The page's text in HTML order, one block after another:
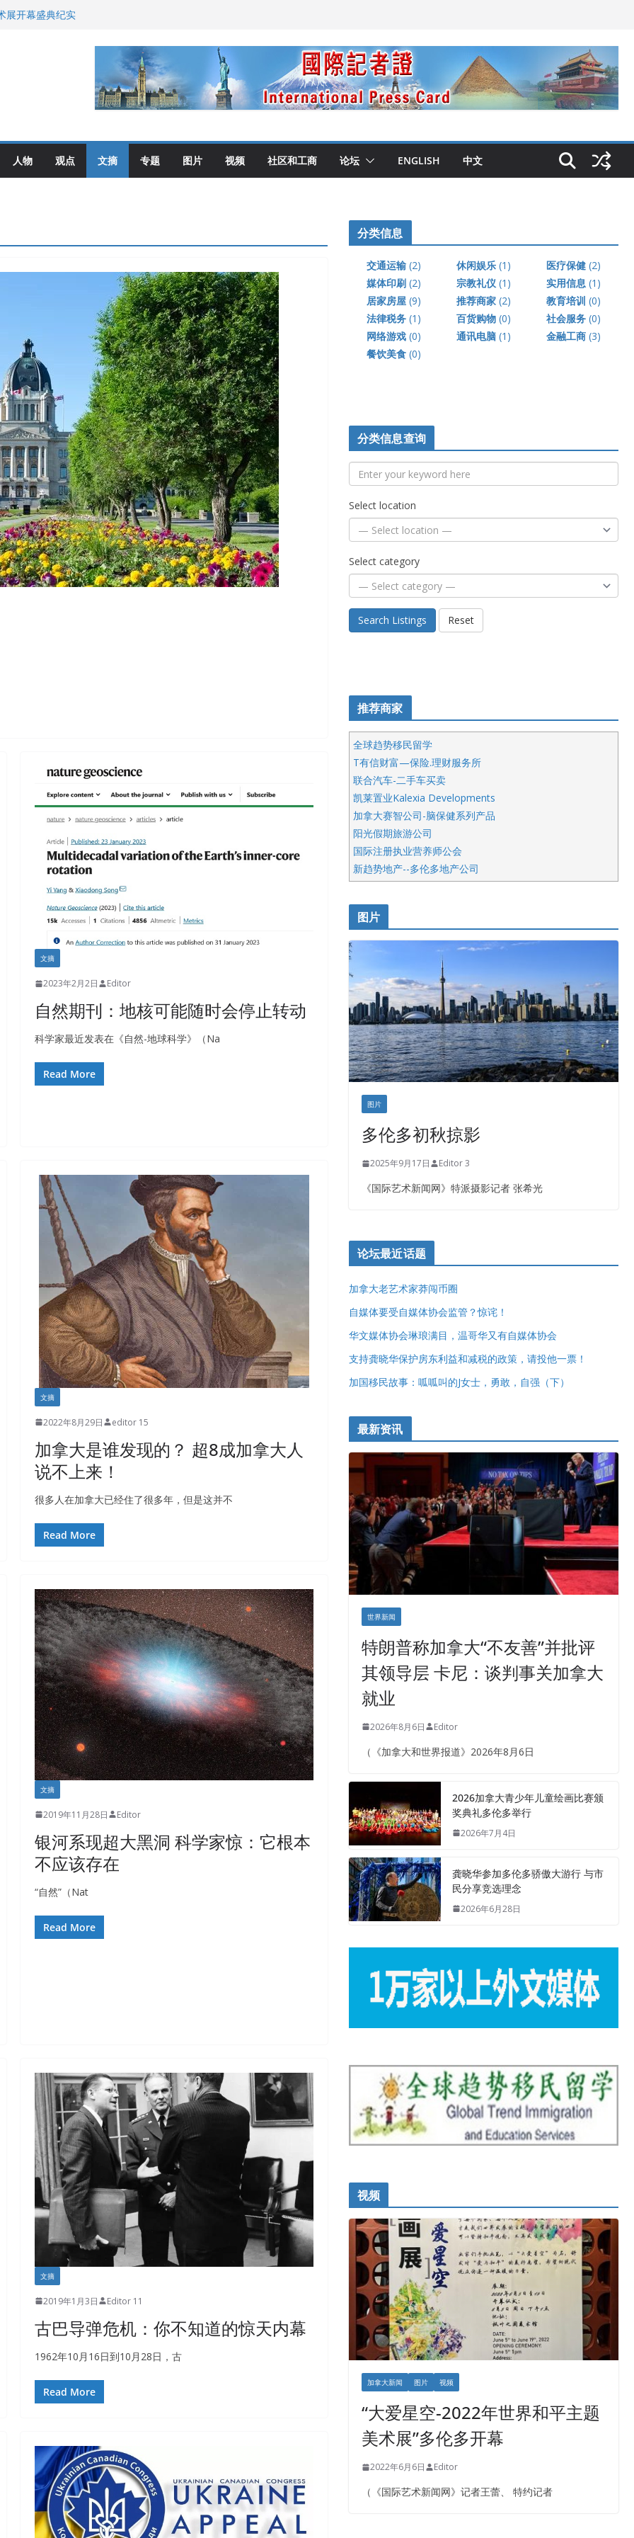
展开幕盛典纪实
人物 观点 文摘 专题 图片 视频 社区和工商 论坛 ENGLISH 中文
文摘
2023年2月2日 Editor
自然期刊：地核可能随时会停止转动
科学家最近发表在《自然-地球科学》（Na
Read More
文摘
2022年8月29日 editor 15
加拿大是谁发现的？ 超8成加拿大人
说不上来！
很多人在加拿大已经住了很多年，但是这并不
Read More
文摘
2019年11月28日 Editor
银河系现超大黑洞 科学家惊：它根本
不应该存在
“自然”（Nat
Read More
文摘
2019年1月3日 Editor 11
古巴导弹危机：你不知道的惊天内幕
1962年10月16日到10月28日，古
Read More
分类信息
交通运输 (2) 休闲娱乐 (1) 医疗保健 (2)
媒体印刷 (2) 宗教礼仪 (1) 实用信息 (1)
居家房屋 (9) 推荐商家 (2) 教育培训 (0)
法律税务 (1) 百货购物 (0) 社会服务 (0)
网络游戏 (0) 通讯电脑 (1) 金融工商 (3)
餐饮美食 (0)
分类信息查询
Select location
Select category
Search Listings Reset
推荐商家
全球趋势移民留学
T有信财富—保险.理财服务所
联合汽车-二手车买卖
凯莱置业Kalexia Developments
加拿大赛智公司-脑保健系列产品
阳光假期旅游公司
国际注册执业营养师公会
新趋势地产--多伦多地产公司
呱呱电器
开明车行KS CAR SALES & SERVICE
健健宝公司
皇后金融集团
正点印艺设计
图片
图片
多伦多初秋掠影
2025年9月17日 Editor 3
《国际艺术新闻网》特派摄影记者 张希光
论坛最近话题
加拿大老艺术家莽闯币圈
自媒体要受自媒体协会监管？惊诧！
华文媒体协会琳琅满目，温哥华又有自媒体协会
支持龚晓华保护房东利益和减税的政策，请投他一票！
加国移民故事：呱呱叫的J女士，勇敢，自强（下）
最新资讯
世界新闻
特朗普称加拿大“不友善”并批评
其领导层 卡尼：谈判事关加拿大
就业
2026年8月6日 Editor
（《加拿大和世界报道》2026年8月6日
2026加拿大青少年儿童绘画比赛颁
奖典礼多伦多举行
2026年7月4日
龚晓华参加多伦多骄傲大游行 与市
民分享竞选理念
2026年6月28日
视频
加拿大新闻 图片 视频
“大爱星空-2022年世界和平主题
美术展”多伦多开幕
2022年6月6日 Editor
（《国际艺术新闻网》记者王蕾、 特约记者